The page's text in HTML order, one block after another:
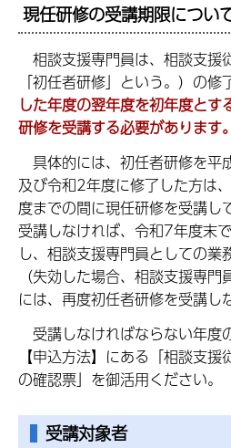
現任研修の受講期限につい
相談支援専門員は、相談支援
「初任者研修」という。）の修
した年度の翌年度を初年度と
研修を受講する必要があります。
具体的には、初任者研修を
及び令和2年度に修了した方は
度までの間に現任研修を受講し
受講しなければ、令和7年度末
し、相談支援専門員としての業
（失効した場合、相談支援専
には、再度初任者研修を受講し
受講しなければならない年度
【申込方法】にある「相談支
の確認票」を御活用ください。
受講対象者